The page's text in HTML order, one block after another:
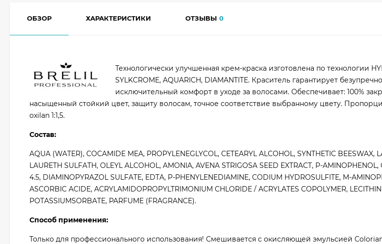
ОБЗОР ХАРАКТЕРИСТИКИ ОТЗЫВЫ 0
Технологически улучшенная крем-краска изготовлена по технологии
SYLKCROME, AQUARICH, DIAMANTITE. Краситель гарантирует
исключительный комфорт в уходе за волосами. Обеспечивает: 100%
насыщенный стойкий цвет, защиту волосам, точное соответствие выбранному цвету.
oxilan 1:1,5.
Состав:
AQUA (WATER), COCAMIDE MEA, PROPYLENEGLYCOL, CETEARYL ALCOHOL, SYNTHETIC BEESWAX,
LAURETH SULFATH, OLEYL ALCOHOL, AMONIA, AVENA STRIGOSA SEED EXTRACT, P-AMINOPHENOL,
4.5, DIAMINOPYRAZOL SULFATE, EDTA, P-PHENYLENEDIAMINE, CODIUM HYDROSULFITE, M-
ASCORBIC ACIDE, ACRYLAMIDOPROPYLTRIMONIUM CHLORIDE / ACRYLATES COPOLYMER,
POTASSIUMSORBATE, PARFUME (FRAGRANCE).
Способ применения:
Только для профессионального использования! Смешивается с окисляющей эмульсией